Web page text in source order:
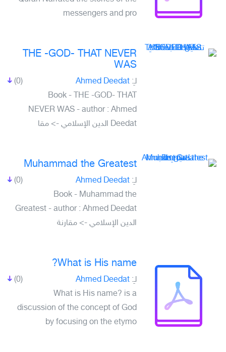
messengers and pro
THE -GOD- THAT NEVER
WAS
(0) لـِ: Ahmed Deedat
Book - THE -GOD- THAT
NEVER WAS - author : Ahmed
Deedat الدين الإسلامي -> مقا
Muhammad the Greatest
(0) لـِ: Ahmed Deedat
Book - Muhammad the
Greatest - author : Ahmed Deedat
الدين الإسلامي -> مقارنة
What is His name?
(0) لـِ: Ahmed Deedat
What is His name? is a
discussion of the concept of God
by focusing on the etymo